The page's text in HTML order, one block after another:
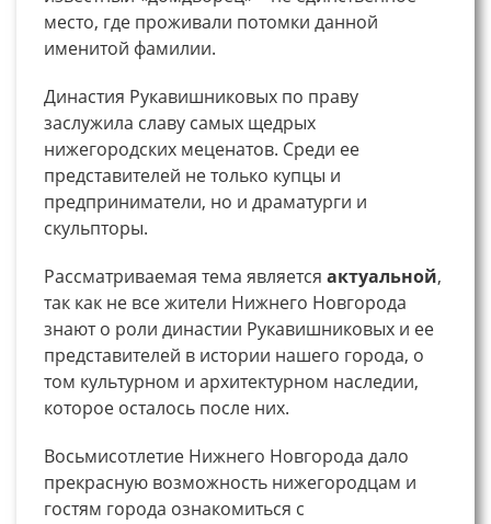
место, где проживали потомки данной
именитой фамилии.
Династия Рукавишниковых по праву
заслужила славу самых щедрых
нижегородских меценатов. Среди ее
представителей не только купцы и
предприниматели, но и драматурги и
скульпторы.
Рассматриваемая тема является актуальной,
так как не все жители Нижнего Новгорода
знают о роли династии Рукавишниковых и ее
представителей в истории нашего города, о
том культурном и архитектурном наследии,
которое осталось после них.
Восьмисотлетие Нижнего Новгорода дало
прекрасную возможность нижегородцам и
гостям города ознакомиться с